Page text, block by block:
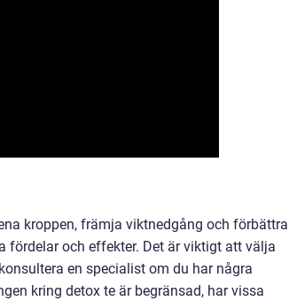
kroppen, främja viktnedgång och förbättra
fördelar och effekter. Det är viktigt att välja
en specialist om du har några
kring detox te är begränsad, har vissa